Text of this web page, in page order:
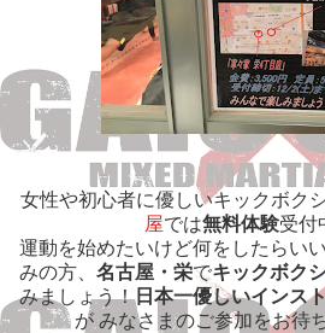
女性や初心者に優しいキックボク
屋では無料体験受付
運動を始めたいけど何をしたらい
みの方、 名古屋・栄でキックボク
みましょう！日本一優しいインス
が みなさまのご参加をお待